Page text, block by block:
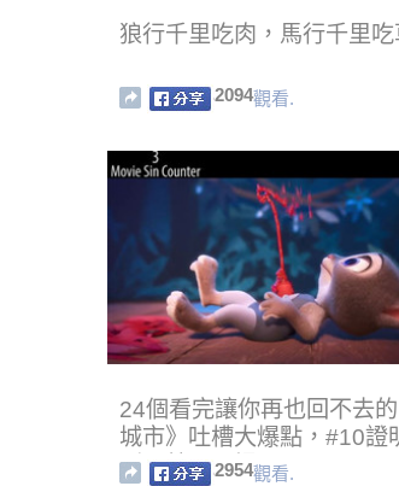
狼行千里吃肉，馬行千里吃
2094觀看.
24個看完讓你再也回不去
城市》吐槽大爆點，#10證
到尾就是一場騙局！
2954觀看.